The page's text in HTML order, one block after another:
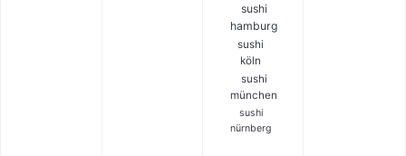
sushi
hamburg
sushi
köln
sushi
münchen
sushi
nürnberg